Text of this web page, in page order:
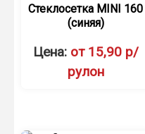
Стеклосетка MINI 160
(синяя)
Цена: от 15,90 р/
рулон